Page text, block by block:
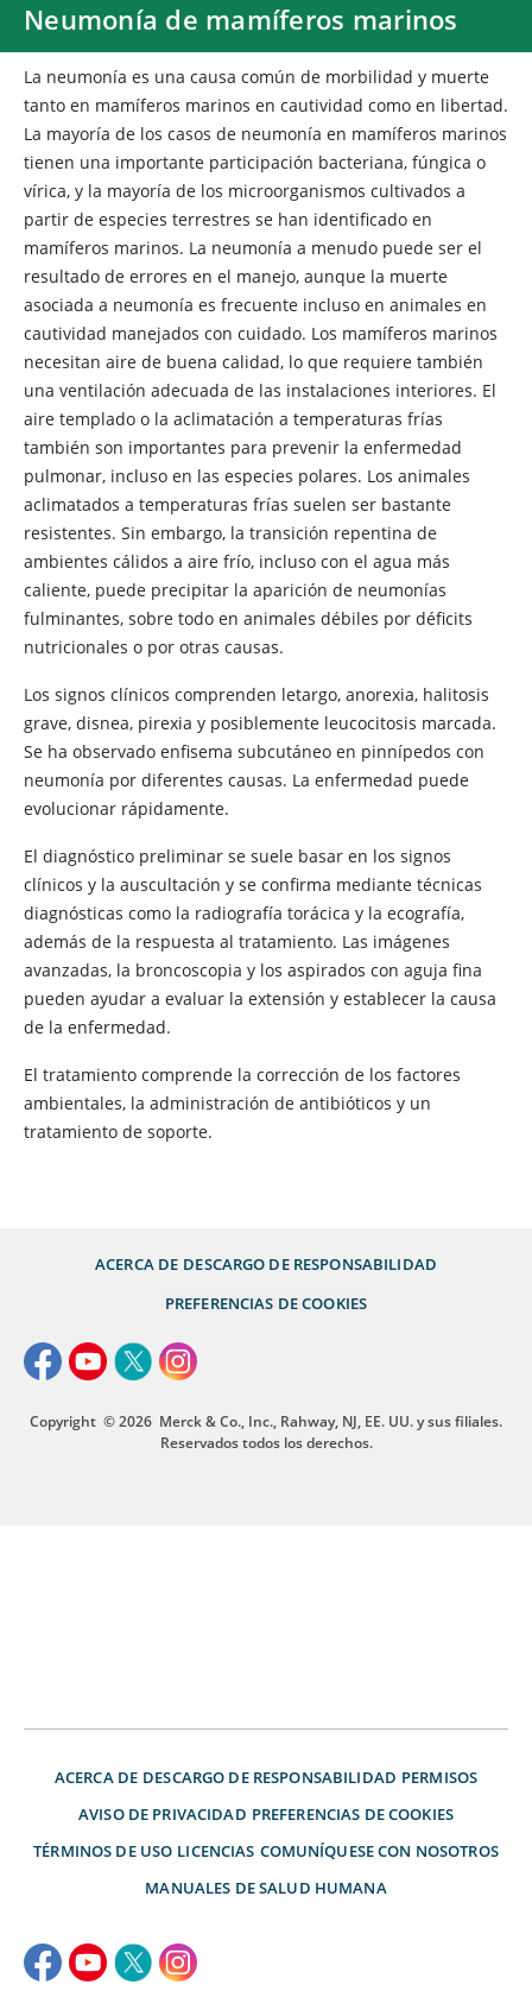
Neumonía de mamíferos marinos
La neumonía es una causa común de morbilidad y muerte
tanto en mamíferos marinos en cautividad como en libertad.
La mayoría de los casos de neumonía en mamíferos marinos
tienen una importante participación bacteriana, fúngica o
vírica, y la mayoría de los microorganismos cultivados a
partir de especies terrestres se han identificado en
mamíferos marinos. La neumonía a menudo puede ser el
resultado de errores en el manejo, aunque la muerte
asociada a neumonía es frecuente incluso en animales en
cautividad manejados con cuidado. Los mamíferos marinos
necesitan aire de buena calidad, lo que requiere también
una ventilación adecuada de las instalaciones interiores. El
aire templado o la aclimatación a temperaturas frías
también son importantes para prevenir la enfermedad
pulmonar, incluso en las especies polares. Los animales
aclimatados a temperaturas frías suelen ser bastante
resistentes. Sin embargo, la transición repentina de
ambientes cálidos a aire frío, incluso con el agua más
caliente, puede precipitar la aparición de neumonías
fulminantes, sobre todo en animales débiles por déficits
nutricionales o por otras causas.
Los signos clínicos comprenden letargo, anorexia, halitosis
grave, disnea, pirexia y posiblemente leucocitosis marcada.
Se ha observado enfisema subcutáneo en pinnípedos con
neumonía por diferentes causas. La enfermedad puede
evolucionar rápidamente.
El diagnóstico preliminar se suele basar en los signos
clínicos y la auscultación y se confirma mediante técnicas
diagnósticas como la radiografía torácica y la ecografía,
además de la respuesta al tratamiento. Las imágenes
avanzadas, la broncoscopia y los aspirados con aguja fina
pueden ayudar a evaluar la extensión y establecer la causa
de la enfermedad.
El tratamiento comprende la corrección de los factores
ambientales, la administración de antibióticos y un
tratamiento de soporte.
ACERCA DE DESCARGO DE RESPONSABILIDAD
PREFERENCIAS DE COOKIES
Copyright © 2026 Merck & Co., Inc., Rahway, NJ, EE. UU. y sus filiales.
Reservados todos los derechos.
ACERCA DE DESCARGO DE RESPONSABILIDAD PERMISOS
AVISO DE PRIVACIDAD PREFERENCIAS DE COOKIES
TÉRMINOS DE USO LICENCIAS COMUNÍQUESE CON NOSOTROS
MANUALES DE SALUD HUMANA